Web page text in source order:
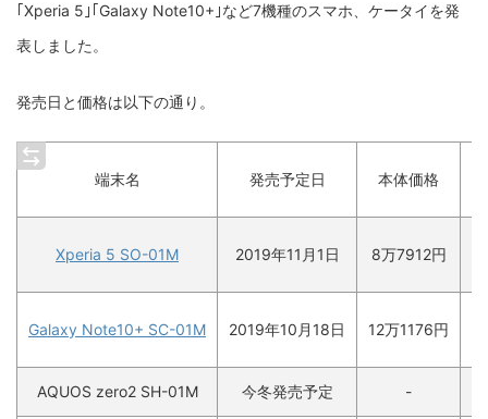
｢Xperia 5｣｢Galaxy Note10+｣など7機種のスマホ、ケータイを発
表しました。
発売日と価格は以下の通り。
端末名 発売予定日 本体価格
Xperia 5 SO-01M 2019年11月1日 8万7912円
Galaxy Note10+ SC-01M 2019年10月18日 12万1176円
AQUOS zero2 SH-01M 今冬発売予定 -